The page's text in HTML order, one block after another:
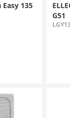
135
G51